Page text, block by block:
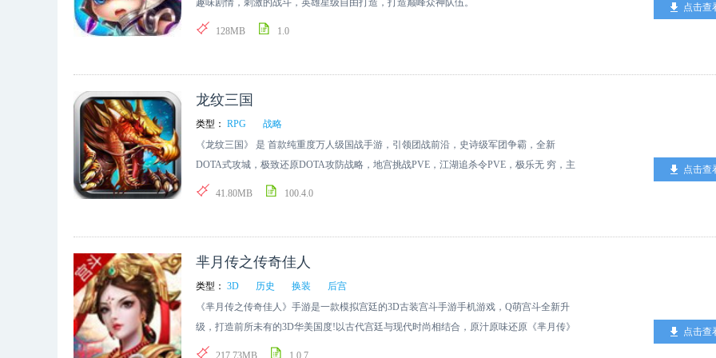
趣味剧情，刺激的战斗，英雄星级自由打造，打造巅峰众神队伍。
128MB 1.0
点击查
龙纹三国
类型： RPG
战略
《龙纹三国》 是 首款纯重度万人级国战手游，引领团战前沿，史诗级军团争霸，全新
DOTA式攻城，极致还原DOTA攻防战略，地宫挑战PVE，江湖追杀令PVE，极乐无 穷，主
公披荆斩棘，率领三国群英一统天下，问鼎无双战绩！八年老牌手游厂商《简乐互动》耗资
41.80MB 100.4.0
点击查
芈月传之传奇佳人
类型： 3D 历史 换装
后宫
《芈月传之传奇佳人》手游是一款模拟宫廷的3D古装宫斗手游手机游戏，Q萌宫斗全新升
级，打造前所未有的3D华美国度!以古代宫廷与现代时尚相结合，原汁原味还原《芈月传》
的经典剧情!浓郁的古代气息，加入现代化时尚元素，任凭时光逝去容颜逝去，百变时装自
217.73MB 1.0.7
点击查